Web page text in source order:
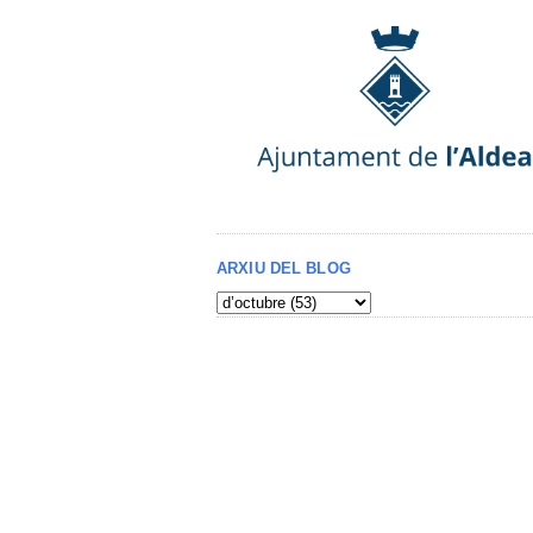
ARXIU DEL BLOG